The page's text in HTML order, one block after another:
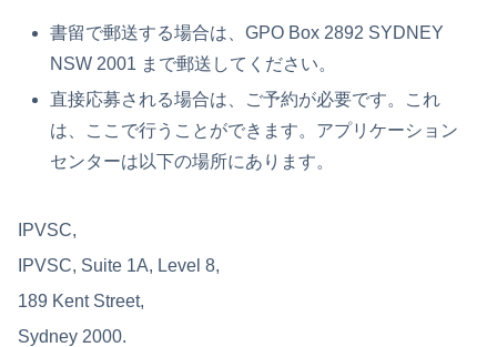
書留で郵送する場合は、GPO Box 2892 SYDNEY
NSW 2001 まで郵送してください。
直接応募される場合は、ご予約が必要です。これ
は、ここで行うことができます。アプリケーション
センターは以下の場所にあります。
IPVSC,
IPVSC, Suite 1A, Level 8,
189 Kent Street,
Sydney 2000.